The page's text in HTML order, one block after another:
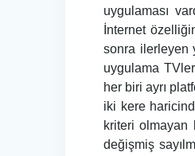
uygulaması
İnternet
sonra ilerleyen
uygulama
her biri ayrı
iki kere
kriteri olmayan
değişmiş